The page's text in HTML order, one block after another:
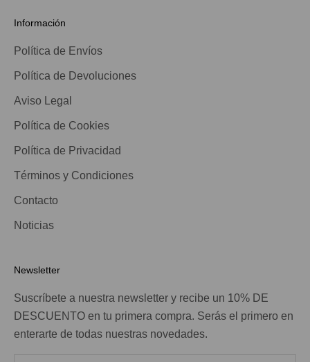
Información
Política de Envíos
Política de Devoluciones
Aviso Legal
Política de Cookies
Política de Privacidad
Términos y Condiciones
Contacto
Noticias
Newsletter
Suscríbete a nuestra newsletter y recibe un 10% DE
DESCUENTO en tu primera compra. Serás el primero en
enterarte de todas nuestras novedades.